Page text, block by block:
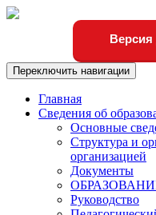
Переключить навигации
Главная
Сведения об
Основные
Структура и
организацией
Документы
Руководство